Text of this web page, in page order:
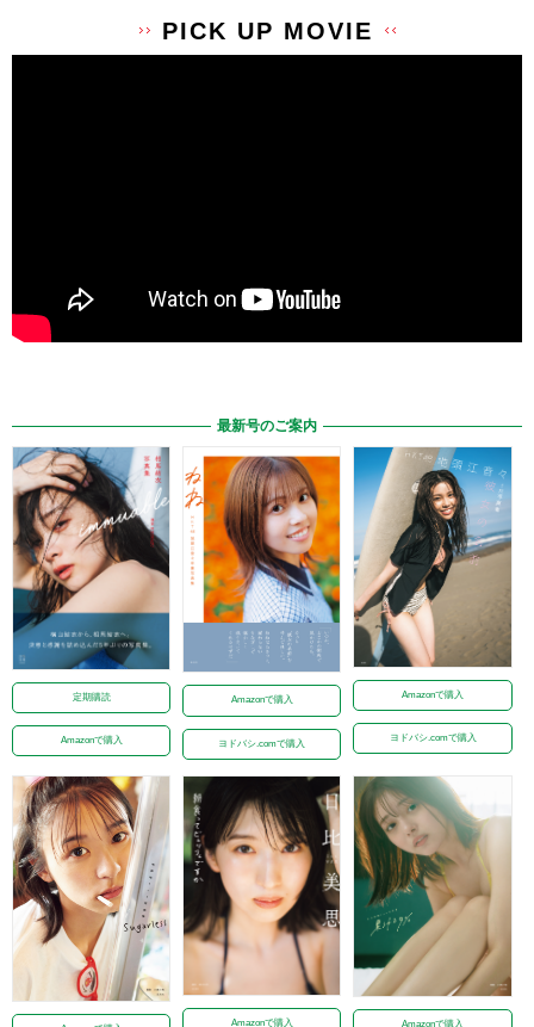
PICK UP MOVIE
最新号のご案内
定期購読
Amazonで購入
Amazonで購入
ヨドバシ.comで購入
Amazonで購入
ヨドバシ.comで購入
Amazonで購入 Amazonで購入